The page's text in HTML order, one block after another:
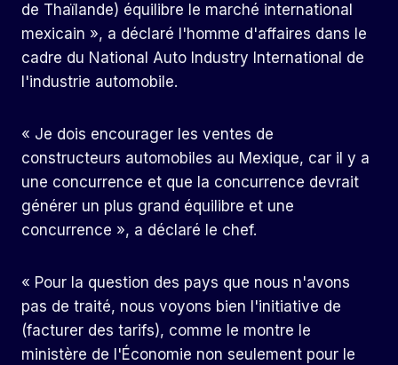
de Thaïlande) équilibre le marché international
mexicain », a déclaré l'homme d'affaires dans le
cadre du National Auto Industry International de
l'industrie automobile.
« Je dois encourager les ventes de
constructeurs automobiles au Mexique, car il y a
une concurrence et que la concurrence devrait
générer un plus grand équilibre et une
concurrence », a déclaré le chef.
« Pour la question des pays que nous n'avons
pas de traité, nous voyons bien l'initiative de
(facturer des tarifs), comme le montre le
ministère de l'Économie non seulement pour le